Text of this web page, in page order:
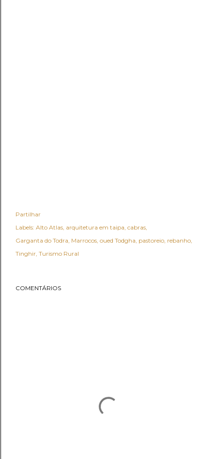
Partilhar
Labels: Alto Atlas arquitetura em taipa cabras
Garganta do Todra Marrocos oued Todgha pastoreio rebanho
Tinghir Turismo Rural
COMENTÁRIOS